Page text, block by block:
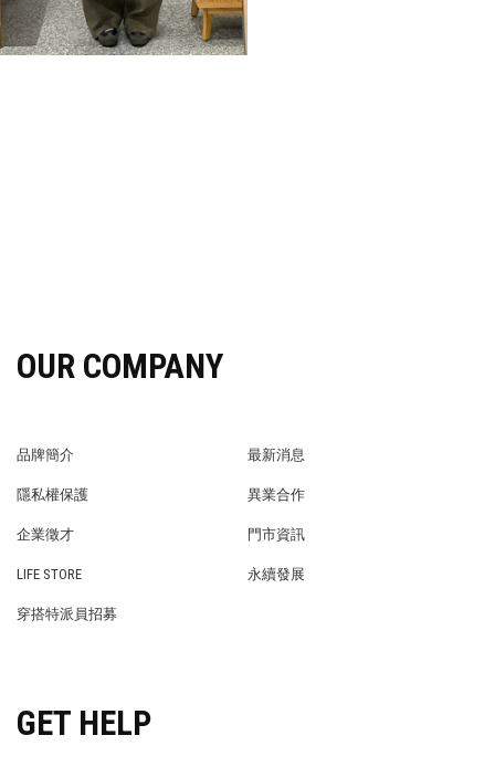
OUR COMPANY
品牌簡介
最新消息
隱私權保護
異業合作
企業徵才
門市資訊
LIFE STORE
永續發展
穿搭特派員招募
GET HELP